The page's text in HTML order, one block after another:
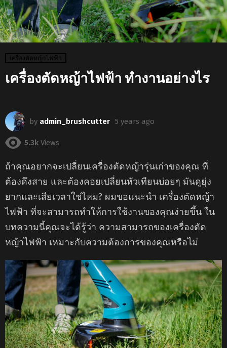
เครื่องตัดหญ้าไฟฟ้า
เครื่องตัดหญ้าไฟฟ้า ทำงานอย่างไร
by admin_brushcutter 5 years ago
5.3k Views
ถ้าคุณอยากจะเปลี่ยนเครื่องตัดหญ้ารุ่นเก่าของคุณ ที่
ต้องดึงสาย และต้องคอยเปลี่ยนหัวเทียนบ่อยๆ มันดูยุ่ง
ยากและเสียเวลาใช่ไหม? ผมขอแนะนำ เครื่องตัดหญ้า
ไฟฟ้า ที่จะสามารถทำให้การใช้งานของคุณง่ายขึ้น ใน
บทความนี้คุณจะได้รู้ว่า ความสามารถของเครื่องตัด
หญ้าไฟฟ้า เหมาะกับความต้องการของคุณหรือไม่